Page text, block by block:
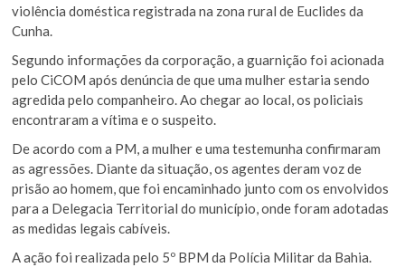
violência doméstica registrada na zona rural de Euclides da
Cunha.
Segundo informações da corporação, a guarnição foi acionada
pelo CiCOM após denúncia de que uma mulher estaria sendo
agredida pelo companheiro. Ao chegar ao local, os policiais
encontraram a vítima e o suspeito.
De acordo com a PM, a mulher e uma testemunha confirmaram
as agressões. Diante da situação, os agentes deram voz de
prisão ao homem, que foi encaminhado junto com os envolvidos
para a Delegacia Territorial do município, onde foram adotadas
as medidas legais cabíveis.
A ação foi realizada pelo 5º BPM da Polícia Militar da Bahia.